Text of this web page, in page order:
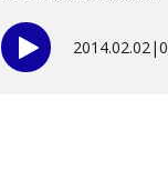
2014.02.02|